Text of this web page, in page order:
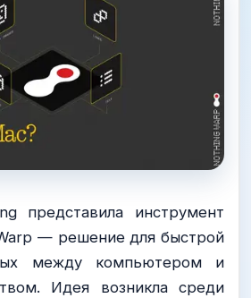
представила инструмент
— решение для быстрой
между компьютером и
Идея возникла среди